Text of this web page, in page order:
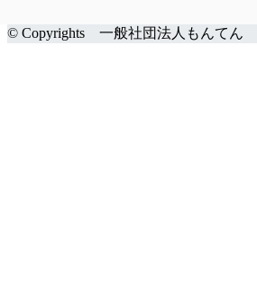
© Copyrights 一般社団法人もんてん